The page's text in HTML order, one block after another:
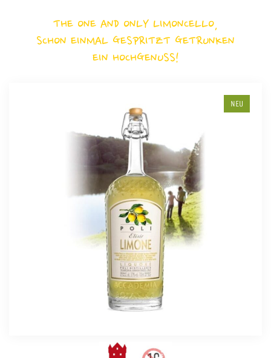
THE ONE AND ONLY LIMONCELLO,
SCHON EINMAL GESPRITZT GETRUNKEN
EIN HOCHGENUSS!
NEU